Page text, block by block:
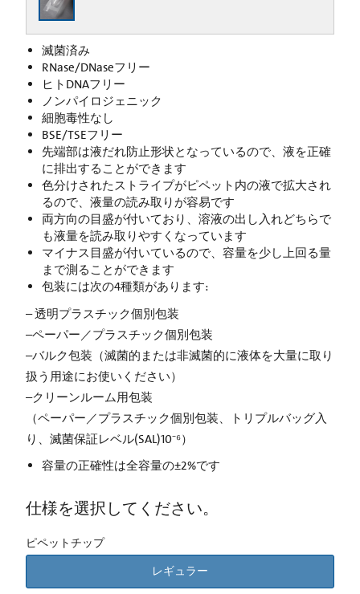
滅菌済み
RNase/DNaseフリー
ヒトDNAフリー
ノンパイロジェニック
細胞毒性なし
BSE/TSEフリー
先端部は液だれ防止形状となっているので、液を正確
に排出することができます
色分けされたストライプがピペット内の液で拡大され
るので、液量の読み取りが容易です
両方向の目盛が付いており、溶液の出し入れどちらで
も液量を読み取りやすくなっています
マイナス目盛が付いているので、容量を少し上回る量
まで測ることができます
包装には次の4種類があります:
– 透明プラスチック個別包装
–ペーパー／プラスチック個別包装
–バルク包装（滅菌的または非滅菌的に液体を大量に取り
扱う用途にお使いください）
–クリーンルーム用包装
（ペーパー／プラスチック個別包装、トリプルバッグ入
り、滅菌保証レベル(SAL)10⁻⁶）
容量の正確性は全容量の±2%です
仕様を選択してください。
ピペットチップ
レギュラー